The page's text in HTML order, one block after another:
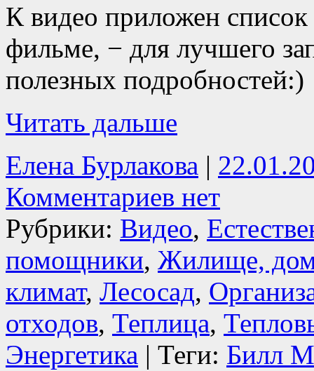
К видео приложен
фильме, − для лучшего
полезных подробностей:)
Читать дальше
Елена Бурлакова |
Комментариев нет
Рубрики: Видео,
помощники, Жилище,
климат, Лесосад,
отходов, Теплица,
Энергетика | Теги: Билл